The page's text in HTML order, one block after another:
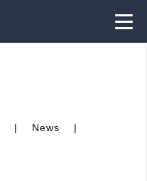
News